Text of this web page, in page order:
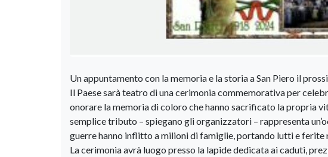
Un appuntamento con la memoria e la storia a San Piero il
Il Paese sarà teatro di una cerimonia commemorativa per
onorare la memoria di coloro che hanno sacrificato la propria
semplice tributo – spiegano gli organizzatori – rappresenta
guerre hanno inflitto a milioni di famiglie, portando lutti e ferite
La cerimonia avrà luogo presso la lapide dedicata ai caduti,